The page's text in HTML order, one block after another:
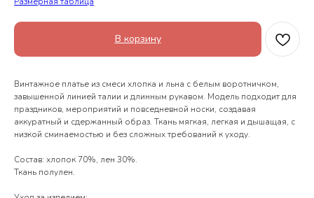
В корзину
Винтажное платье из смеси хлопка и льна с белым воротничком,
завышенной линией талии и длинным рукавом. Модель подходит для
праздников, мероприятий и повседневной носки, создавая
аккуратный и сдержанный образ. Ткань мягкая, легкая и дышащая, с
низкой сминаемостью и без сложных требований к уходу.
Состав: хлопок 70%, лен 30%.
Ткань полулен.